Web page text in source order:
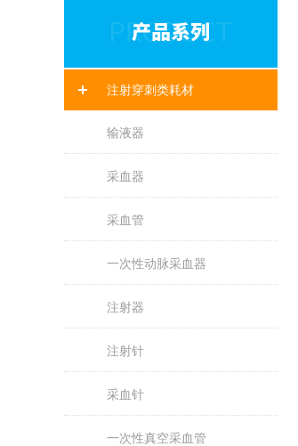
注射穿刺类耗材
输液器
采血器
采血管
一次性动脉采血器
注射器
注射针
采血针
一次性真空采血管